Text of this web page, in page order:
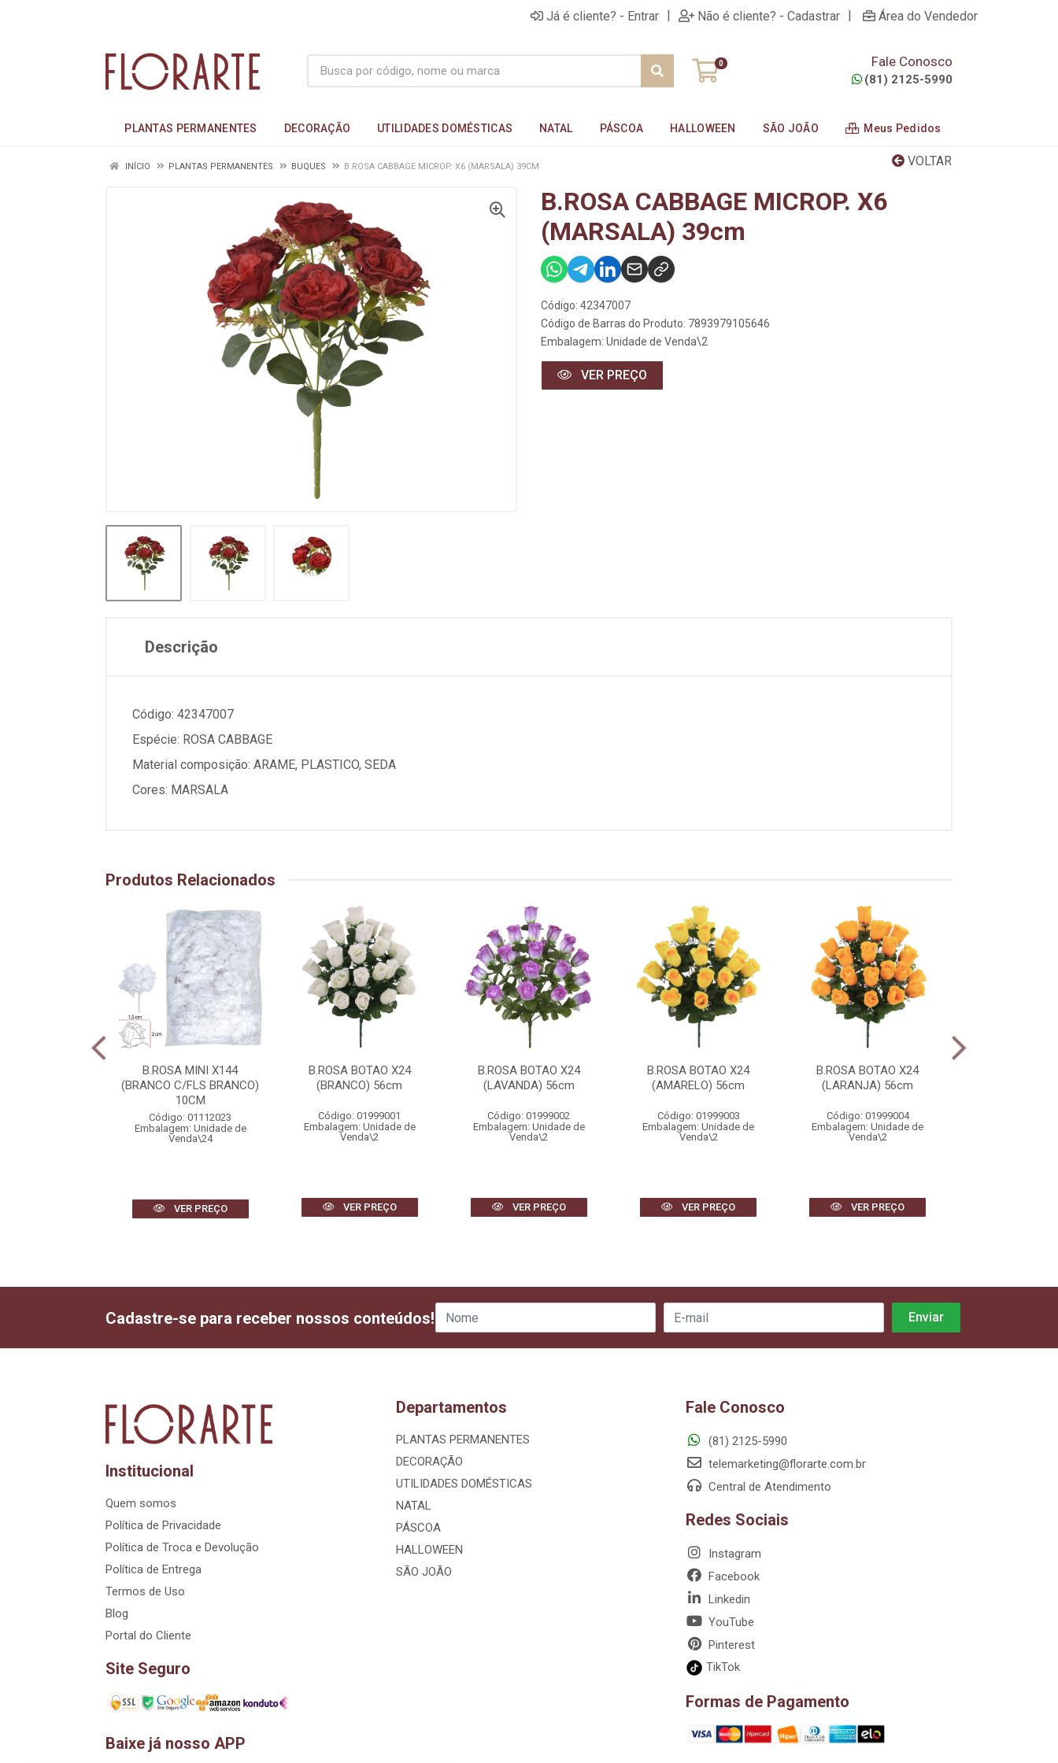
Já é cliente? - Entrar | Não é cliente? - Cadastrar | Área do Vendedor
0 Fale Conosco
(81) 2125-5990
PLANTAS PERMANENTES DECORAÇÃO UTILIDADES DOMÉSTICAS NATAL PÁSCOA HALLOWEEN SÃO JOÃO Meus Pedidos
VOLTAR
INÍCIO PLANTAS PERMANENTES BUQUES B.ROSA CABBAGE MICROP. X6 (MARSALA) 39CM
B.ROSA CABBAGE MICROP. X6
(MARSALA) 39cm
Código: 42347007
Código de Barras do Produto: 7893979105646
Embalagem: Unidade de Venda\2
VER PREÇO
Descrição
Código: 42347007
Espécie: ROSA CABBAGE
Material composição: ARAME, PLASTICO, SEDA
Cores: MARSALA
Produtos Relacionados
B.ROSA MINI X144
(BRANCO C/FLS BRANCO)
10CM
Código: 01112023
Embalagem: Unidade de
Venda\24
VER PREÇO
B.ROSA BOTAO X24
(BRANCO) 56cm
Código: 01999001
Embalagem: Unidade de
Venda\2
VER PREÇO
B.ROSA BOTAO X24
(LAVANDA) 56cm
Código: 01999002
Embalagem: Unidade de
Venda\2
VER PREÇO
B.ROSA BOTAO X24
(AMARELO) 56cm
Código: 01999003
Embalagem: Unidade de
Venda\2
VER PREÇO
B.ROSA BOTAO X24
(LARANJA) 56cm
Código: 01999004
Embalagem: Unidade de
Venda\2
VER PREÇO
Cadastre-se para receber nossos conteúdos!
Institucional
Quem somos
Política de Privacidade
Política de Troca e Devolução
Política de Entrega
Termos de Uso
Blog
Portal do Cliente
Site Seguro
Baixe já nosso APP
Departamentos
PLANTAS PERMANENTES
DECORAÇÃO
UTILIDADES DOMÉSTICAS
NATAL
PÁSCOA
HALLOWEEN
SÃO JOÃO
Fale Conosco
(81) 2125-5990
telemarketing@florarte.com.br
Central de Atendimento
Redes Sociais
Instagram
Facebook
Linkedin
YouTube
Pinterest
TikTok
Formas de Pagamento